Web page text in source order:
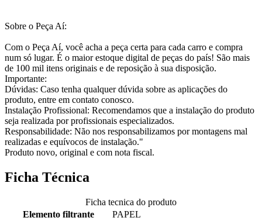
Sobre o Peça Aí:
Com o Peça Aí, você acha a peça certa para cada carro e compra
num só lugar. É o maior estoque digital de peças do país! São mais
de 100 mil itens originais e de reposição à sua disposição.
Importante:
Dúvidas: Caso tenha qualquer dúvida sobre as aplicações do
produto, entre em contato conosco.
Instalação Profissional: Recomendamos que a instalação do produto
seja realizada por profissionais especializados.
Responsabilidade: Não nos responsabilizamos por montagens mal
realizadas e equívocos de instalação."
Produto novo, original e com nota fiscal.
Ficha Técnica
Ficha tecnica do produto
Elemento filtrante
PAPEL